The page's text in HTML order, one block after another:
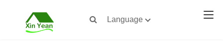
Language